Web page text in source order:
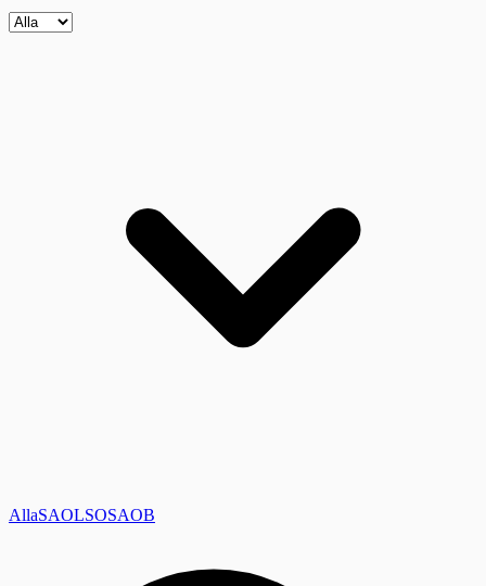
AllaSAOLSOSAOB